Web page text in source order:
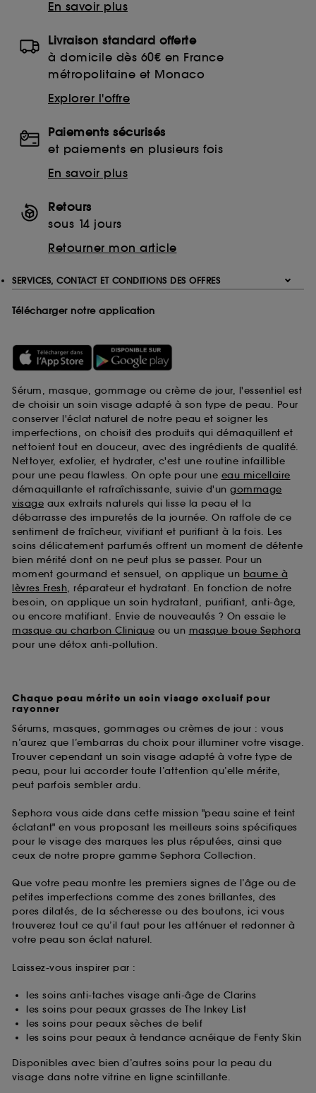
En savoir plus
Livraison standard offerte
à domicile dès 60€ en France
métropolitaine et Monaco
Explorer l'offre
Paiements sécurisés
et paiements en plusieurs fois
En savoir plus
Retours
sous 14 jours
Retourner mon article
SERVICES, CONTACT ET CONDITIONS DES OFFRES
Télécharger notre application
Sérum, masque, gommage ou crème de jour, l'essentiel est
de choisir un soin visage adapté à son type de peau. Pour
conserver l'éclat naturel de notre peau et soigner les
imperfections, on choisit des produits qui démaquillent et
nettoient tout en douceur, avec des ingrédients de qualité.
Nettoyer, exfolier, et hydrater, c'est une routine infaillible
pour une peau flawless. On opte pour une eau micellaire
démaquillante et rafraîchissante, suivie d'un gommage
visage aux extraits naturels qui lisse la peau et la
débarrasse des impuretés de la journée. On raffole de ce
sentiment de fraîcheur, vivifiant et purifiant à la fois. Les
soins délicatement parfumés offrent un moment de détente
bien mérité dont on ne peut plus se passer. Pour un
moment gourmand et sensuel, on applique un baume à
lèvres Fresh, réparateur et hydratant. En fonction de notre
besoin, on applique un soin hydratant, purifiant, anti-âge,
ou encore matifiant. Envie de nouveautés ? On essaie le
masque au charbon Clinique ou un masque boue Sephora
pour une détox anti-pollution.
Chaque peau mérite un soin visage exclusif pour
rayonner
Sérums, masques, gommages ou crèmes de jour : vous
n’aurez que l’embarras du choix pour illuminer votre visage.
Trouver cependant un soin visage adapté à votre type de
peau, pour lui accorder toute l’attention qu’elle mérite,
peut parfois sembler ardu.
Sephora vous aide dans cette mission "peau saine et teint
éclatant" en vous proposant les meilleurs soins spécifiques
pour le visage des marques les plus réputées, ainsi que
ceux de notre propre gamme Sephora Collection.
Que votre peau montre les premiers signes de l’âge ou de
petites imperfections comme des zones brillantes, des
pores dilatés, de la sécheresse ou des boutons, ici vous
trouverez tout ce qu’il faut pour les atténuer et redonner à
votre peau son éclat naturel.
Laissez-vous inspirer par :
les soins anti-taches visage anti-âge de Clarins
les soins pour peaux grasses de The Inkey List
les soins pour peaux sèches de belif
les soins pour peaux à tendance acnéique de Fenty Skin
Disponibles avec bien d’autres soins pour la peau du
visage dans notre vitrine en ligne scintillante.